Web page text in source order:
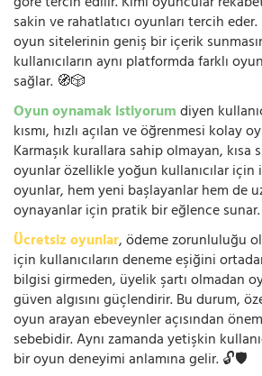
sakin ve rahatlatıcı oyunları tercih
oyun sitelerinin geniş bir içerik
kullanıcıların aynı platformda farklı
sağlar. 🧭🎲
Oyun oynamak istiyorumdiyen
kısmı, hızlı açılan ve öğrenmesi kolay
Karmaşık kurallara sahip olmayan,
oyunlar özellikle yoğun kullanıcılar
oyunlar, hem yeni başlayanlar hem de
oynayanlar için pratik bir eğlence
Ücretsiz oyunlar, ödeme zorunluluğu
için kullanıcıların deneme eşiğini
bilgisi girmeden, üyelik şartı olmadan
güven algısını güçlendirir. Bu durum,
oyun arayan ebeveynler açısından
sebebidir. Aynı zamanda yetişkin
bir oyun deneyimi anlamına gelir. 🔓🛡️